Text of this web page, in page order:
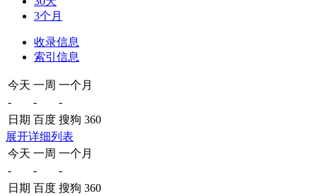
3个月
收录信息
索引信息
今天 一周 一个月
-
-
-
日期 百度 搜狗 360
展开详细列表
今天 一周 一个月
-
-
-
日期 百度 搜狗 360